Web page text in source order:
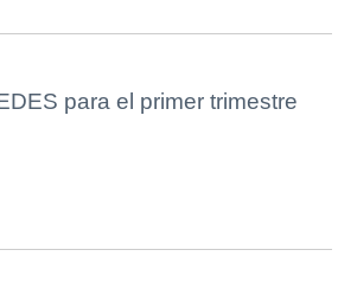
para el primer trimestre